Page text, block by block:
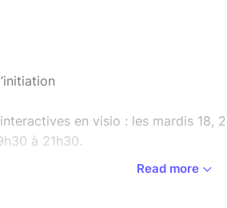
en visio : les mardis 18,
à 21h30.
Read more